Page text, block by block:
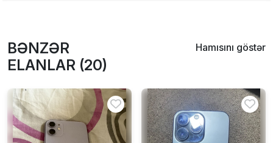
BƏNZƏR
ELANLAR (20)
Hamısını göstər